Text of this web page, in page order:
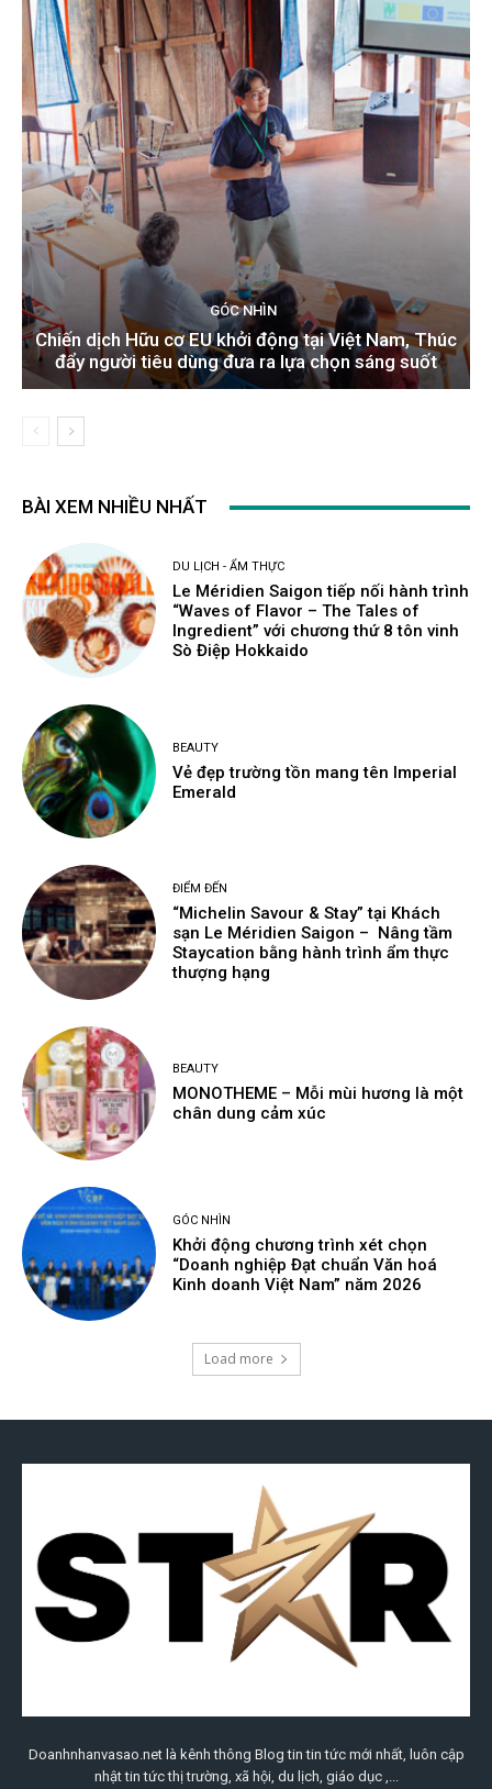
Doanhnhanvasao.net là kênh thông Blog tin tin tức mới nhất, luôn cập
nhật tin tức thị trường, xã hội, du lịch, giáo dục ,...